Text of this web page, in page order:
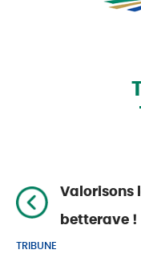
Valorisons
betterave !
TRIBUNE